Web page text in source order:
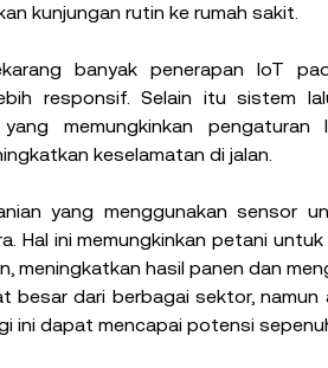
kunjungan rutin ke rumah sakit.
banyak penerapan IoT
responsif. Selain itu sistem
memungkinkan
keselamatan di jalan.
yang menggunakan sensor
Hal ini memungkinkan petani
meningkatkan hasil panen dan
besar dari berbagai sektor,
ini dapat mencapai potensi